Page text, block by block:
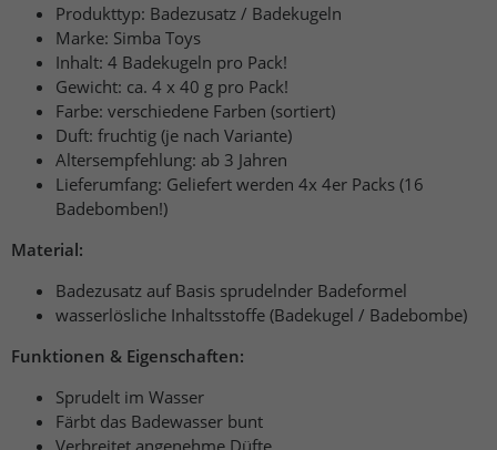
Produkttyp: Badezusatz / Badekugeln
Marke: Simba Toys
Inhalt: 4 Badekugeln pro Pack!
Gewicht: ca. 4 x 40 g pro Pack!
Farbe: verschiedene Farben (sortiert)
Duft: fruchtig (je nach Variante)
Altersempfehlung: ab 3 Jahren
Lieferumfang: Geliefert werden 4x 4er Packs (16
Badebomben!)
Material:
Badezusatz auf Basis sprudelnder Badeformel
wasserlösliche Inhaltsstoffe (Badekugel / Badebombe)
Funktionen & Eigenschaften:
Sprudelt im Wasser
Färbt das Badewasser bunt
Verbreitet angenehme Düfte